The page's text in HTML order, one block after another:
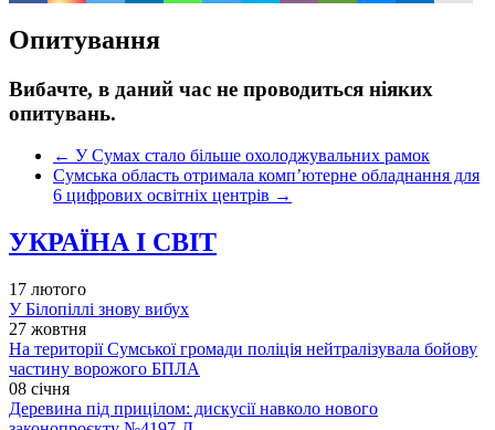
Опитування
Вибачте, в даний час не проводиться ніяких
опитувань.
← У Сумах стало більше охолоджувальних рамок
Сумська область отримала компʼютерне обладнання для
6 цифрових освітніх центрів →
УКРАЇНА І СВІТ
17 лютого
У Білопіллі знову вибух
27 жовтня
На території Сумської громади поліція нейтралізувала бойову
частину ворожого БПЛА
08 січня
Деревина під прицілом: дискусії навколо нового